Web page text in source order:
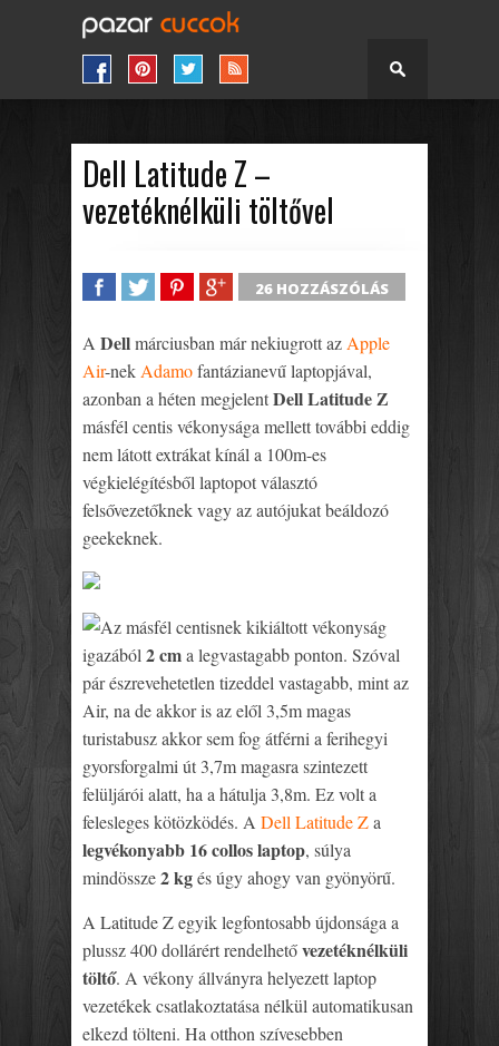
Dell Latitude Z –
vezetéknélküli töltővel
26 HOZZÁSZÓLÁS
A Dellmárciusban már nekiugrott az Apple
Air-nek Adamofantázianevű laptopjával,
azonban a héten megjelentDell Latitude Z
másfél centis vékonysága mellett további eddig
nem látott extrákat kínál a 100m-es
végkielégítésből laptopot választó
felsővezetőknek vagy az autójukat beáldozó
geekeknek.
Az másfél centisnek kikiáltott vékonyság
igazából 2 cma legvastagabb ponton. Szóval
pár észrevehetetlen tizeddel vastagabb, mint az
Air, na de akkor is az elől 3,5m magas
turistabusz akkor sem fog átférni a ferihegyi
gyorsforgalmi út 3,7m magasra szintezett
felüljárói alatt, ha a hátulja 3,8m. Ez volt a
felesleges kötözködés. A Dell Latitude Za
legvékonyabb 16 collos laptop, súlya
mindössze2 kgés úgy ahogy van gyönyörű.
A Latitude Z egyik legfontosabb újdonsága a
plussz 400 dollárért rendelhetővezetéknélküli
töltő. A vékony állványra helyezett laptop
vezetékek csatlakoztatása nélkül automatikusan
elkezd tölteni. Ha otthon szívesebben